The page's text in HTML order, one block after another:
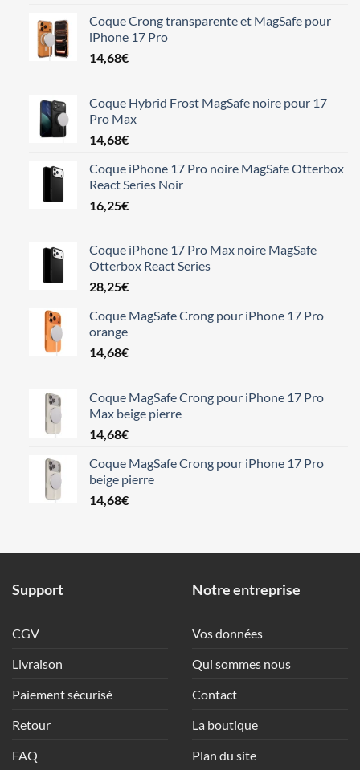
Coque Crong transparente et MagSafe pour
iPhone 17 Pro
14,68€
Coque Hybrid Frost MagSafe noire pour 17
Pro Max
14,68€
Coque iPhone 17 Pro noire MagSafe Otterbox
React Series Noir
16,25€
Coque iPhone 17 Pro Max noire MagSafe
Otterbox React Series
28,25€
Coque MagSafe Crong pour iPhone 17 Pro
orange
14,68€
Coque MagSafe Crong pour iPhone 17 Pro
Max beige pierre
14,68€
Coque MagSafe Crong pour iPhone 17 Pro
beige pierre
14,68€
Support
CGV
Livraison
Paiement sécurisé
Retour
FAQ
Notre entreprise
Vos données
Qui sommes nous
Contact
La boutique
Plan du site